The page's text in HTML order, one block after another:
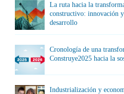
La ruta hacia la
constructivo: innovación
desarrollo
Cronología de una
Construye2025 hacia la
Industrialización y